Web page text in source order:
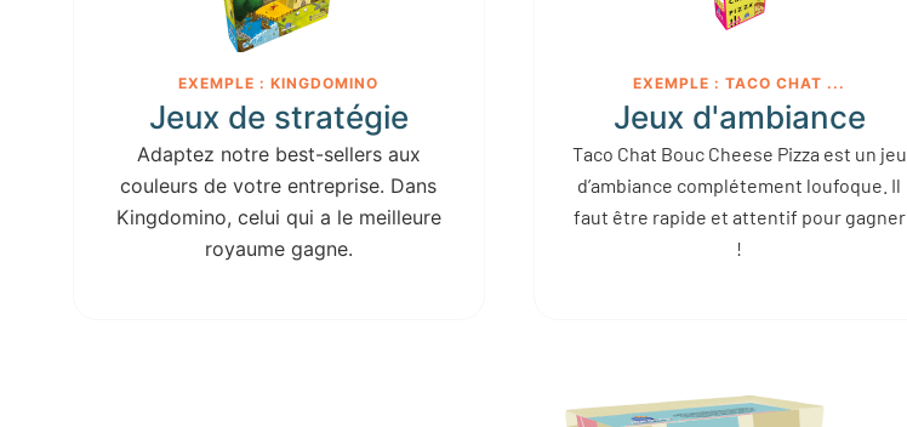
EXEMPLE : KINGDOMINO
Jeux de stratégie
Adaptez notre best-sellers aux
couleurs de votre entreprise. Dans
Kingdomino, celui qui a le meilleure
royaume gagne.
EXEMPLE : TACO CHAT ...
Jeux d'ambiance
Taco Chat Bouc Cheese Pizza est un jeu
d’ambiance complétement loufoque. Il
faut être rapide et attentif pour gagner
!